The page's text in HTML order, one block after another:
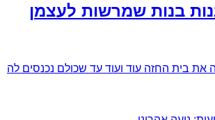
בנות שמרשות לעצמן
את בית החזה עוד ועוד עד שכולם נכנסים לה